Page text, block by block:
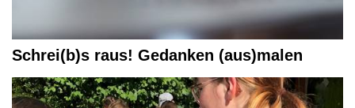
Schrei(b)s raus! Gedanken (aus)malen